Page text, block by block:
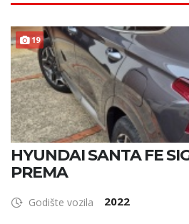
19
HYUNDAI SANTA FE
PREMA
Godište vozila 2022